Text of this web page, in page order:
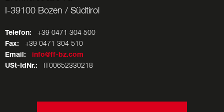
I-39100 Bozen / Südtirol
Telefon: +39 0471 304 500
Fax: +39 0471 304 510
Email:
info@ff-bz.com
USt-IdNr.: IT00652330218